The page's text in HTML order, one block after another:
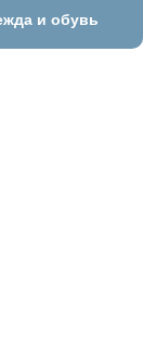
и обувь